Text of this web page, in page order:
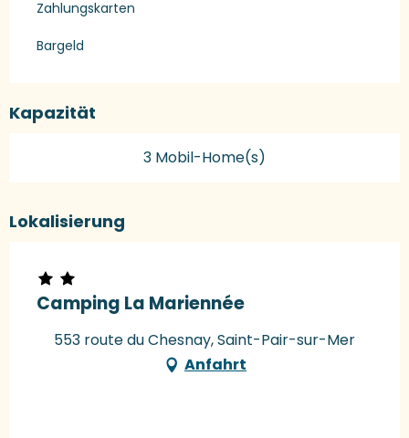
Zahlungskarten
Bargeld
Kapazität
3 Mobil-Home(s)
Lokalisierung
Camping La Mariennée
553 route du Chesnay, Saint-Pair-sur-Mer
Anfahrt